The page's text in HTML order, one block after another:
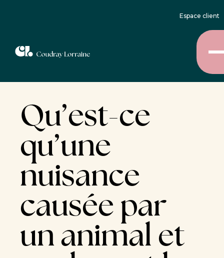
Espace client
Qu’est-ce
qu’une
nuisance
causée par
un animal et